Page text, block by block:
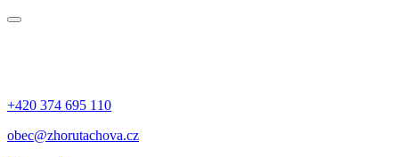
+420 374 695 110
obec@zhorutachova.cz